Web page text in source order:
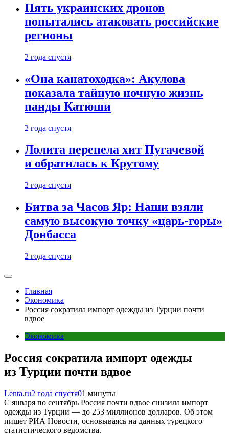
Пять украинских дронов
попытались атаковать российские
регионы
2 года спустя
«Она канатоходка»: Акулова
показала тайную ночную жизнь
панды Катюши
2 года спустя
Лолита перепела хит Пугачевой
и обратилась к Крутому
2 года спустя
Битва за Часов Яр: Наши взяли
самую высокую точку «царь-горы»
Донбасса
2 года спустя
Главная
Экономика
Россия сократила импорт одежды из Турции почти
вдвое
Экономика
Россия сократила импорт одежды
из Турции почти вдвое
Lenta.ru2 года спустя01 минуты
С января по сентябрь Россия почти вдвое снизила импорт
одежды из Турции — до 253 миллионов долларов. Об этом
пишет РИА Новости, основываясь на данных турецкого
статистического ведомства.